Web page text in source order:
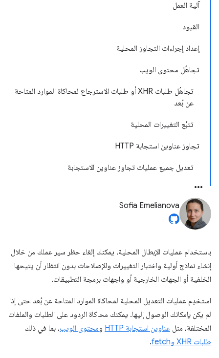
آلية العمل
القيود
إعداد إجراءات التجاوز المحلية
تجاهُل محتوى الويب
تجاهُل طلبات XHR أو طلبات الاسترجاع لمحاكاة الموارد المتاحة
عن بُعد
تتبُّع التغييرات المحلية
تجاوز عناوين استجابة HTTP
تعديل جميع عمليات تجاوز عناوين الاستجابة
Sofia Emelianova
باستخدام عمليات الإبطال المحلية، يمكنك إلغاء حظر سير عملك من خلال
إنشاء نماذج أولية واختبار التغييرات والإصلاحات بدون انتظار أن يتيحها
الخلفية أو الجهات الخارجية أو واجهات برمجة التطبيقات.
استخدِم عمليات التعديل المحلية لمحاكاة الموارد المتاحة عن بُعد حتى إذا
لم يكن بإمكانك الوصول إليها. يمكنك محاكاة الردود على الطلبات والملفات
المختلفة، مثل عناوين استجابة HTTP ومحتوى الويب، بما في ذلك
طلبات XHR وfetch
.